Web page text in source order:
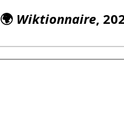
🌍 Wiktionnaire,